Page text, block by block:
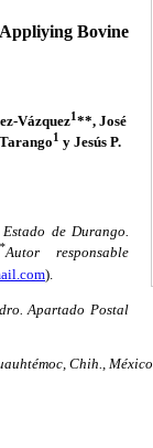
Bovine
Vázquez1**, José
1 y Jesús P.
de Durango.
*Autor responsable
).
Apartado Postal
Chih., México.